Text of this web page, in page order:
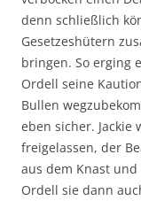
denn schließlich
Gesetzeshütern
bringen. So erging
Ordell seine
Bullen
eben sicher.
freigelassen, der
aus dem Knast
Ordell sie dann